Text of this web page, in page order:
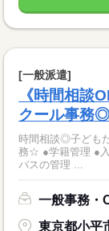
[一般派遣]
《時間相談
クール事務◎
時間相談◎子ども
務☆ ●学籍管理 ●
バスの管理 ...
一般事務・
東京都小平